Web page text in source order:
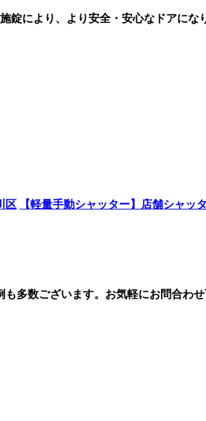
錠により、より安全・安心なドアにな
区 【軽量手動シャッター】店舗シャ
多数ございます。お気軽にお問合わせ